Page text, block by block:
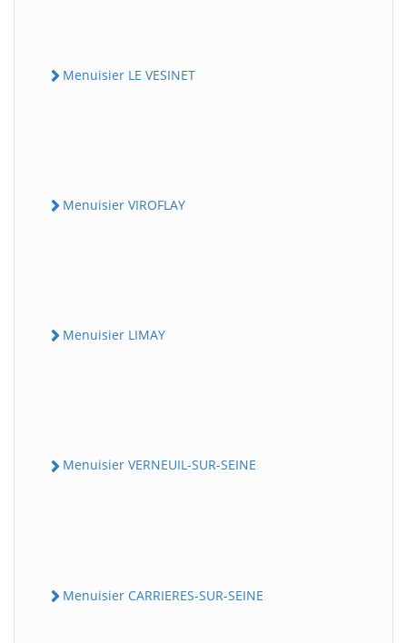
Menuisier LE VESINET
Menuisier VIROFLAY
Menuisier LIMAY
Menuisier VERNEUIL-SUR-SEINE
Menuisier CARRIERES-SUR-SEINE